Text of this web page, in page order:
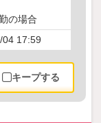
の場合
17:59
キープする